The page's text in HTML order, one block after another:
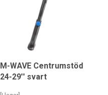
M-WAVE Centrumstöd
24-29'' svart